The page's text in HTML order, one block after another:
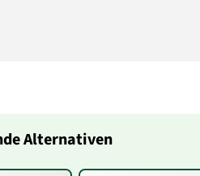
Alternativen